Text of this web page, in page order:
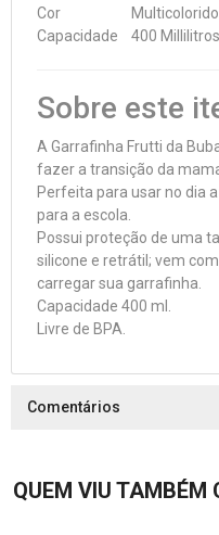
Cor
Multicolorido
Capacidade
400 Millilitros
Sobre este
A Garrafinha Frutti da
fazer a transição da
Perfeita para usar no dia
para a escola.
Possui proteção de uma
silicone e retrátil; vem
carregar sua garrafinha.
Capacidade 400 ml.
Livre de BPA.
Comentários
QUEM VIU TAMBÉM